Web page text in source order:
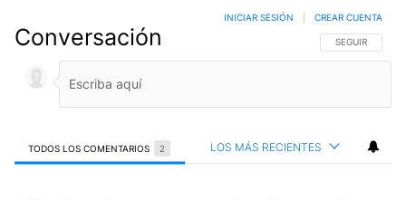
Conversación SIGA ESTA
SEGUIR
INICIAR SESIÓN CREAR CUENTA
TODOS LOS COMENTARIOS 2 LOS MÁS RECIENTES